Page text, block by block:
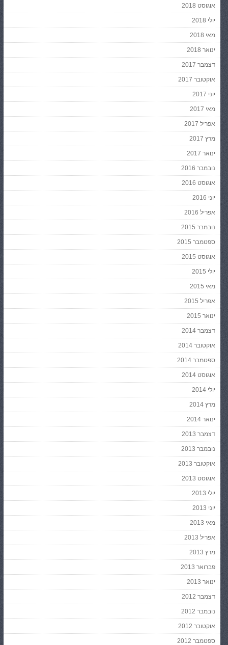
אוגוסט 2018
יולי 2018
מאי 2018
ינואר 2018
דצמבר 2017
אוקטובר 2017
יוני 2017
מאי 2017
אפריל 2017
מרץ 2017
ינואר 2017
נובמבר 2016
אוגוסט 2016
יוני 2016
אפריל 2016
נובמבר 2015
ספטמבר 2015
אוגוסט 2015
יולי 2015
מאי 2015
אפריל 2015
ינואר 2015
דצמבר 2014
אוקטובר 2014
ספטמבר 2014
אוגוסט 2014
יולי 2014
מרץ 2014
ינואר 2014
דצמבר 2013
נובמבר 2013
אוקטובר 2013
אוגוסט 2013
יולי 2013
יוני 2013
מאי 2013
אפריל 2013
מרץ 2013
פברואר 2013
ינואר 2013
דצמבר 2012
נובמבר 2012
אוקטובר 2012
ספטמבר 2012